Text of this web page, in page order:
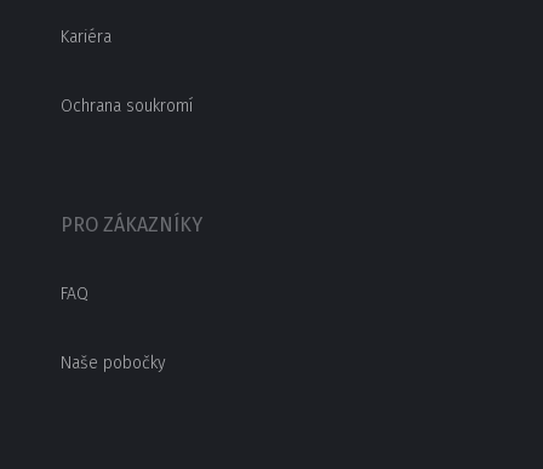
Kariéra
Ochrana soukromí
PRO ZÁKAZNÍKY
FAQ
Naše pobočky